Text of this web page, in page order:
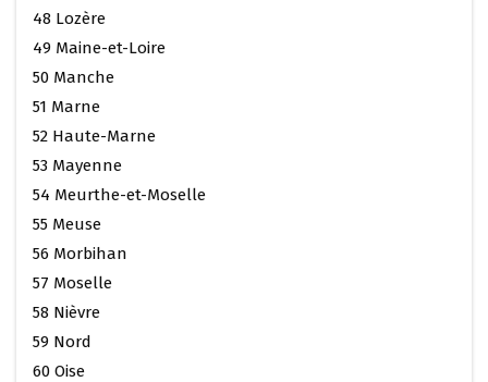
48 Lozère
49 Maine-et-Loire
50 Manche
51 Marne
52 Haute-Marne
53 Mayenne
54 Meurthe-et-Moselle
55 Meuse
56 Morbihan
57 Moselle
58 Nièvre
59 Nord
60 Oise